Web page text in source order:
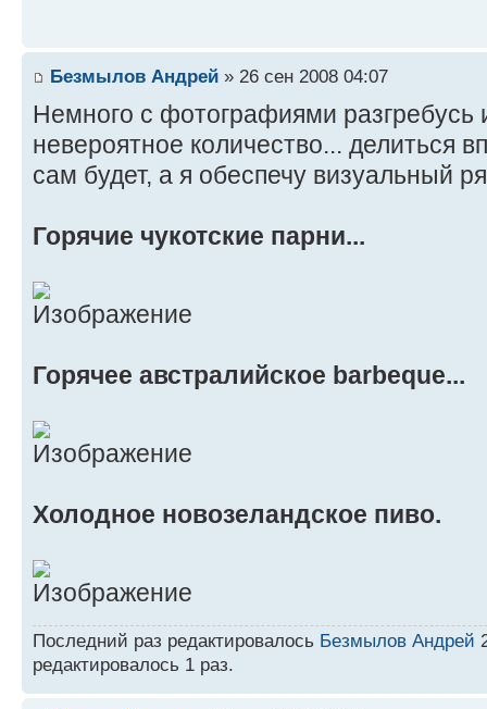
Безмылов Андрей » 26 сен 2008 04:07
Немного с фотографиями разгребусь
невероятное количество... делиться
сам будет, а я обеспечу визуальный
Горячие чукотские парни...
Горячее австралийское barbeque...
Холодное новозеландское пиво.
Последний раз редактировалось Безмылов Андрей
редактировалось 1 раз.